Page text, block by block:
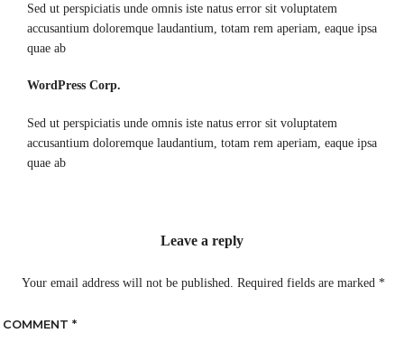
Sed ut perspiciatis unde omnis iste natus error sit voluptatem
accusantium doloremque laudantium, totam rem aperiam, eaque ipsa
quae ab
WordPress Corp.
Sed ut perspiciatis unde omnis iste natus error sit voluptatem
accusantium doloremque laudantium, totam rem aperiam, eaque ipsa
quae ab
Leave a reply
Your email address will not be published. Required fields are marked *
COMMENT *